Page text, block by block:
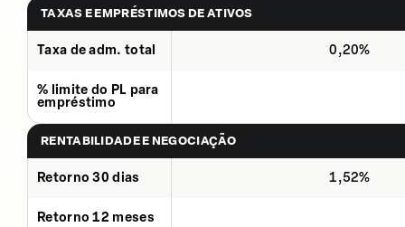
TAXAS E EMPRÉSTIMOS DE ATIVOS
Taxa de adm. total 0,20%
% limite do PL para
empréstimo
RENTABILIDADE E NEGOCIAÇÃO
Retorno 30 dias 1,52%
Retorno 12 meses